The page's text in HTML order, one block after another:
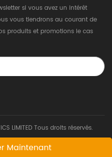
si vous avez un intérêt
vous tiendrons au courant de
produits et promotions le cas
LIMITED Tous droits réservés.
Maintenant